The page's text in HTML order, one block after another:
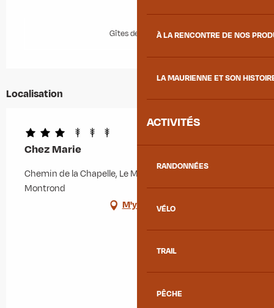
À LA RENCONTRE DE NOS
LA MAURIENNE ET SON
ACTIVITÉS
RANDONNÉES
VÉLO
TRAIL
PÊCHE
Gîtes de France
Localisation
Chez Marie
Chemin de la Chapelle, Le Mollard, 73300 Albiez-
Montrond
M'y rendre